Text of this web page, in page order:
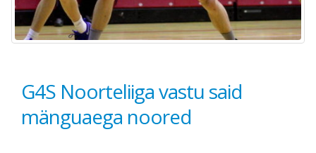
G4S Noorteliiga vastu said
mänguaega noored